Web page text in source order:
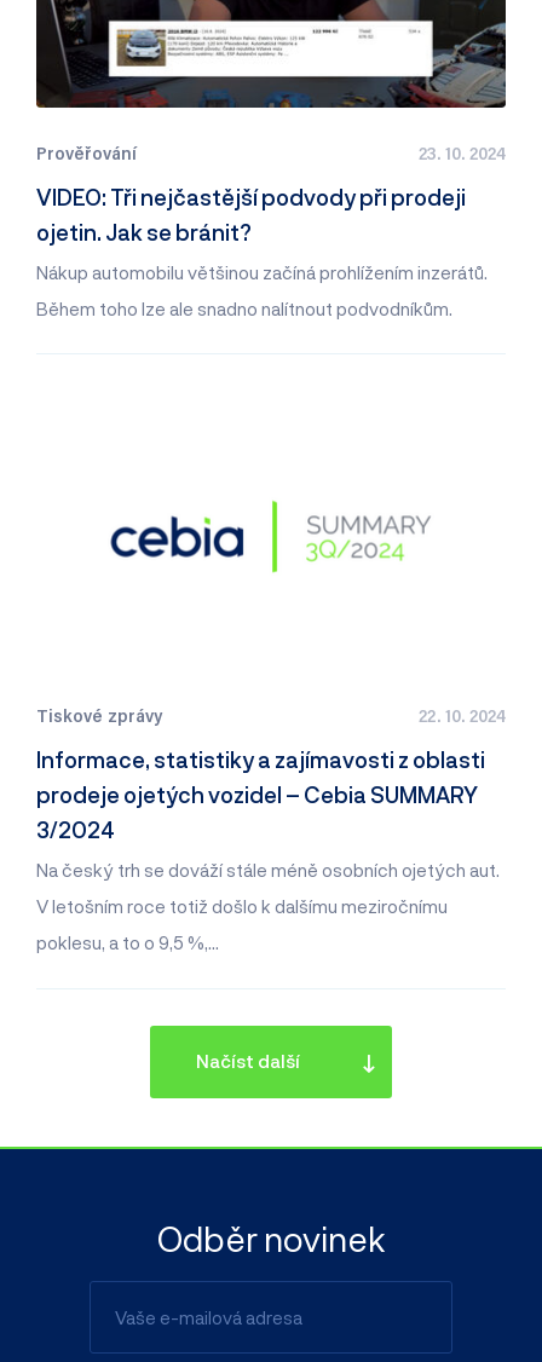
Prověřování 23. 10. 2024
VIDEO: Tři nejčastější podvody při prodeji
ojetin. Jak se bránit?
Nákup automobilu většinou začíná prohlížením inzerátů.
Během toho lze ale snadno nalítnout podvodníkům.
Tiskové zprávy 22. 10. 2024
Informace, statistiky a zajímavosti z oblasti
prodeje ojetých vozidel – Cebia SUMMARY
3/2024
Na český trh se dováží stále méně osobních ojetých aut.
V letošním roce totiž došlo k dalšímu meziročnímu
poklesu, a to o 9,5 %,…
Načíst další
Odběr novinek